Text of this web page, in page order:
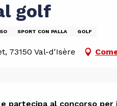
golf
SPORT CON PALLA GOLF
73150 Val-d'Isère
partecipa al concorso